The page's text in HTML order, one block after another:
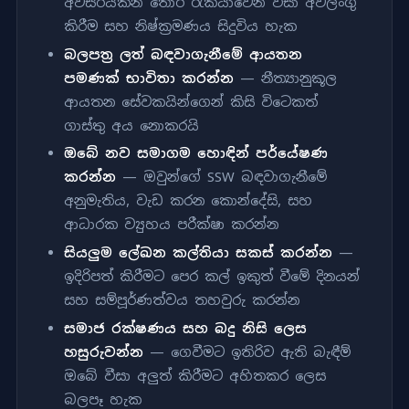
කිරීම සහ නිෂ්ක්‍රමණය සිදුවිය හැක
බලපත්‍ර ලත් බඳවාගැනීමේ ආයතන
පමණක් භාවිතා කරන්න — නීත්‍යානුකූල
ආයතන සේවකයින්ගෙන් කිසි විටෙකත්
ගාස්තු අය නොකරයි
ඔබේ නව සමාගම හොඳින් පර්යේෂණ
කරන්න — ඔවුන්ගේ SSW බඳවාගැනීමේ
අනුමැතිය, වැඩ කරන කොන්දේසි, සහ
ආධාරක ව්‍යුහය පරීක්ෂා කරන්න
සියලුම ලේඛන කල්තියා සකස් කරන්න —
ඉදිරිපත් කිරීමට පෙර කල් ඉකුත් වීමේ දිනයන්
සහ සම්පූර්ණත්වය තහවුරු කරන්න
සමාජ රක්ෂණය සහ බදු නිසි ලෙස
හසුරුවන්න — ගෙවීමට ඉතිරිව ඇති බැඳීම්
ඔබේ වීසා අලුත් කිරීමට අහිතකර ලෙස
බලපෑ හැක